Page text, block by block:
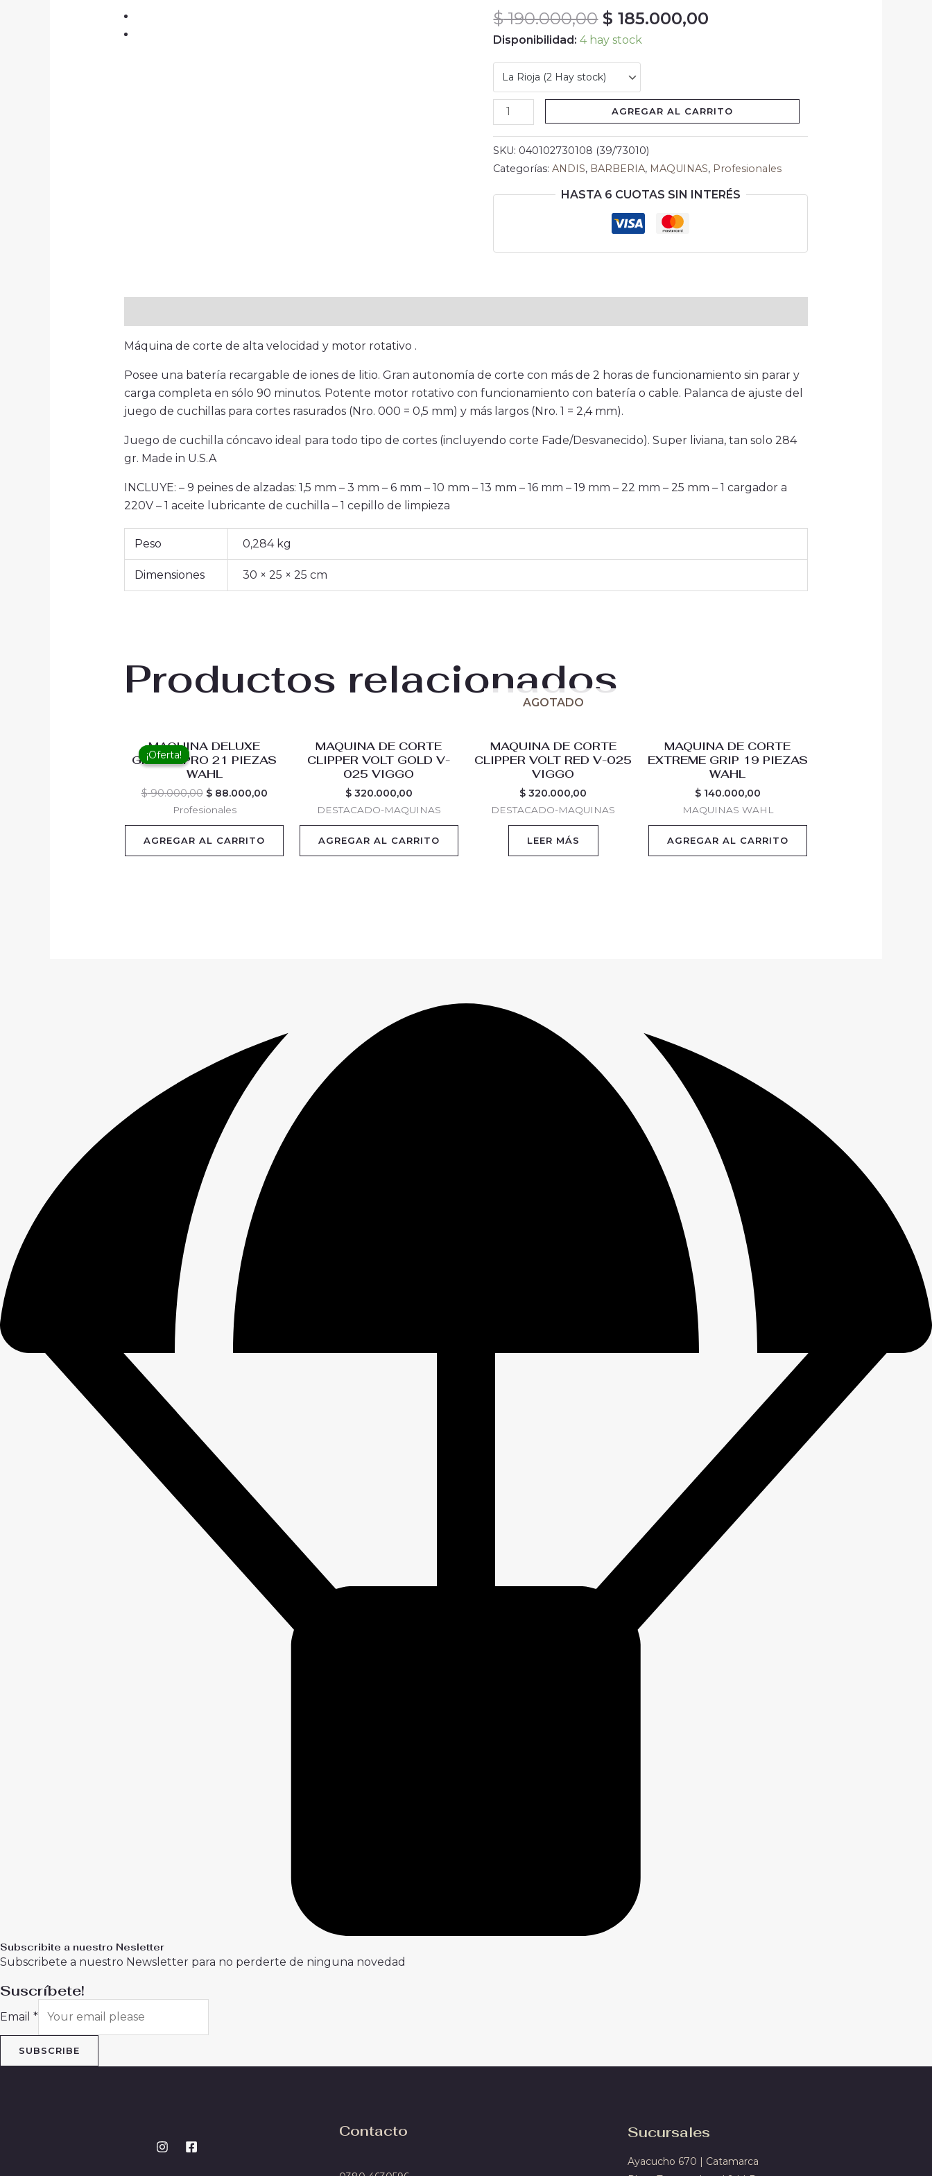
$190.000,00 $ 185.000,00
Disponibilidad: 4 hay stock
LI
ANDIS
AGREGAR AL CARRITO
SKU: 040102730108 (39/73010)
Categorías:ANDIS, BARBERIA, MAQUINAS, Profesionales
HASTA 6 CUOTAS SIN INTERÉS
Máquina de corte de alta velocidad y motor rotativo .
Posee una batería recargable de iones de litio. Gran autonomía de corte con más de 2 horas de funcionamiento sin parar y
carga completa en sólo 90 minutos. Potente motor rotativo con funcionamiento con batería o cable. Palanca de ajuste del
juego de cuchillas para cortes rasurados (Nro. 000 = 0,5 mm) y más largos (Nro. 1 = 2,4 mm).
Juego de cuchilla cóncavo ideal para todo tipo de cortes (incluyendo corte Fade/Desvanecido). Super liviana, tan solo 284
gr. Made in U.S.A
INCLUYE: – 9 peines de alzadas: 1,5 mm – 3 mm – 6 mm – 10 mm – 13 mm – 16 mm – 19 mm – 22 mm – 25 mm – 1 cargador a
220V – 1 aceite lubricante de cuchilla – 1 cepillo de limpieza
Peso 0,284 kg
Dimensiones 30 × 25 × 25 cm
Productos relacionados
¡Oferta!
¡Oferta!
MAQUINA DELUXE
GROOM PRO 21 PIEZAS
WAHL
$90.000,00
price
was:
$ 90.000,00.
$88.000,00
is:
Profesionales
AGREGAR AL CARRITO
MAQUINA DE CORTE
CLIPPER VOLT GOLD V-
025 VIGGO
$320.000,00
DESTACADO-MAQUINAS
AGREGAR AL CARRITO
AGOTADO
MAQUINA DE CORTE
CLIPPER VOLT RED V-025
VIGGO
$ 320.000,00
DESTACADO-MAQUINAS
LEER MÁS
MAQUINA DE CORTE
EXTREME GRIP 19 PIEZAS
WAHL
$140.000,00
MAQUINAS WAHL
AGREGAR AL CARRITO
Subscribite a nuestro Nesletter
Subscribete a nuestro Newsletter para no perderte de ninguna novedad
Suscríbete!
Email *
SUBSCRIBE
Contacto Sucursales
Ayacucho 670 | Catamarca